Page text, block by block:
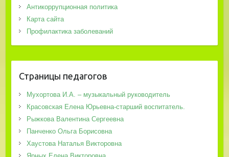
Антикоррупционная политика
Карта сайта
Профилактика заболеваний
Страницы педагогов
Мухортова И.А. – музыкальный руководитель
Красовская Елена Юрьевна-старший воспитатель.
Рыжкова Валентина Сергеевна
Панченко Ольга Борисовна
Хаустова Наталья Викторовна